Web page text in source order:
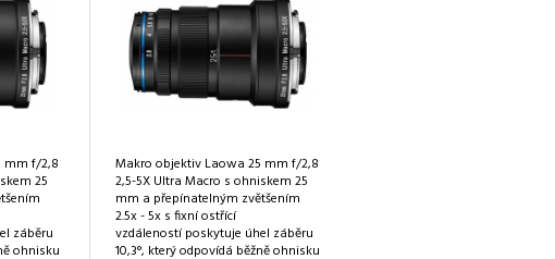
mm f/2,8
25
záběru
ohnisku
Makro objektiv Laowa 25 mm f/2,8
2,5-5X Ultra Macro s ohniskem 25
mm a přepínatelným zvětšením
2.5x - 5x s fixní ostřící
vzdáleností poskytuje úhel záběru
10,3°, který odpovídá běžně ohnisku